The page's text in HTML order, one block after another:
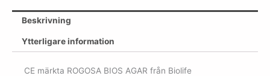
Beskrivning
Ytterligare information
CE märkta ROGOSA BIOS AGAR från Biolife